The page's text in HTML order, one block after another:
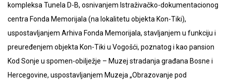
kompleksa Tunela D-B, osnivanjem Istraživačko-dokumentacionog
centra Fonda Memorijala (na lokalitetu objekta Kon-Tiki),
uspostavljanjem Arhiva Fonda Memorijala, stavljanjem u funkciju i
preuređenjem objekta Kon-Tiki u Vogošći, poznatog i kao pansion
Kod Sonje u spomen-obilježje – Muzej stradanja građana Bosne i
Hercegovine, uspostavljanjem Muzeja „Obrazovanje pod